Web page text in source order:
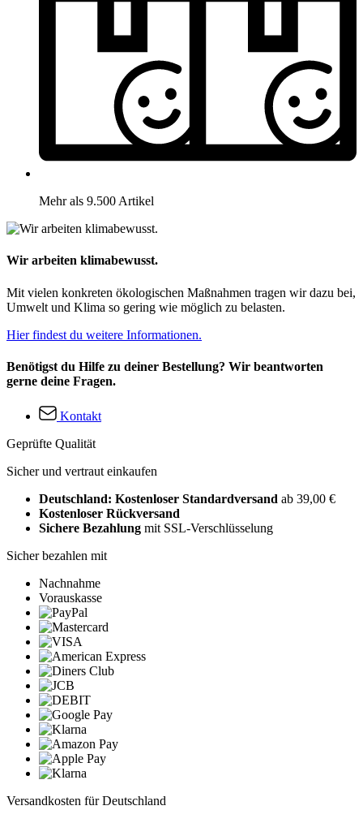
Mehr als 9.500 Artikel
Wir arbeiten klimabewusst.
Mit vielen konkreten ökologischen Maßnahmen tragen wir dazu bei,
Umwelt und Klima so gering wie möglich zu belasten.
Hier findest du weitere Informationen.
Benötigst du Hilfe zu deiner Bestellung? Wir beantworten
gerne deine Fragen.
Kontakt
Geprüfte Qualität
Sicher und vertraut einkaufen
Deutschland: Kostenloser Standardversand ab 39,00 €
Kostenloser Rückversand
Sichere Bezahlung mit SSL-Verschlüsselung
Sicher bezahlen mit
Nachnahme
Vorauskasse
Versandkosten für Deutschland